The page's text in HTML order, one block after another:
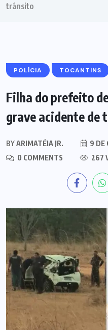
trânsito
POLÍCIA TOCANTINS
Filha do prefeito
grave acidente de
BYARIMATÉIA JR.
9 DE
0 COMMENTS
267